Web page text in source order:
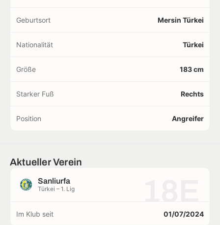
Geburtsort Mersin Türkei
Nationalität Türkei
Größe 183 cm
Starker Fuß Rechts
Position Angreifer
Aktueller Verein
Sanliurfa
Türkei – 1. Lig
Im Klub seit 01/07/2024